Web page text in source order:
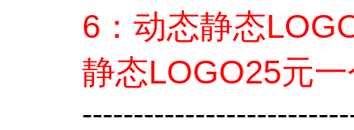
6：动态静态
静态LOGO25元